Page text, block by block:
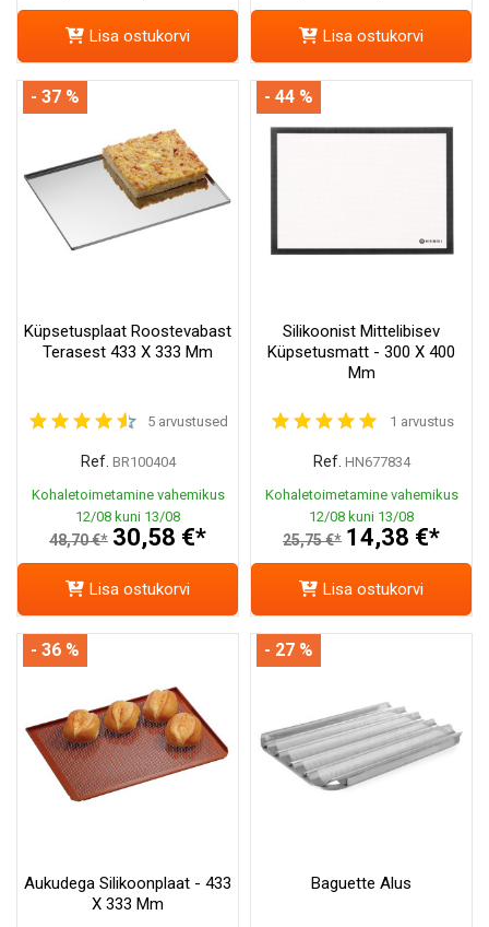
Lisa ostukorvi Lisa ostukorvi
Küpsetusplaat Roostevabast
Terasest 433 X 333 Mm
5 arvustused
Ref. BR100404
Kohaletoimetamine vahemikus
12/08 kuni 13/08
48,70 €* 30,58 €*
- 37 %
Lisa ostukorvi
Silikoonist Mittelibisev
Küpsetusmatt - 300 X 400
Mm
1 arvustus
Ref. HN677834
Kohaletoimetamine vahemikus
12/08 kuni 13/08
25,75 €* 14,38 €*
- 44 %
Lisa ostukorvi
Aukudega Silikoonplaat - 433
X 333 Mm
- 36 %
Baguette Alus
- 27 %